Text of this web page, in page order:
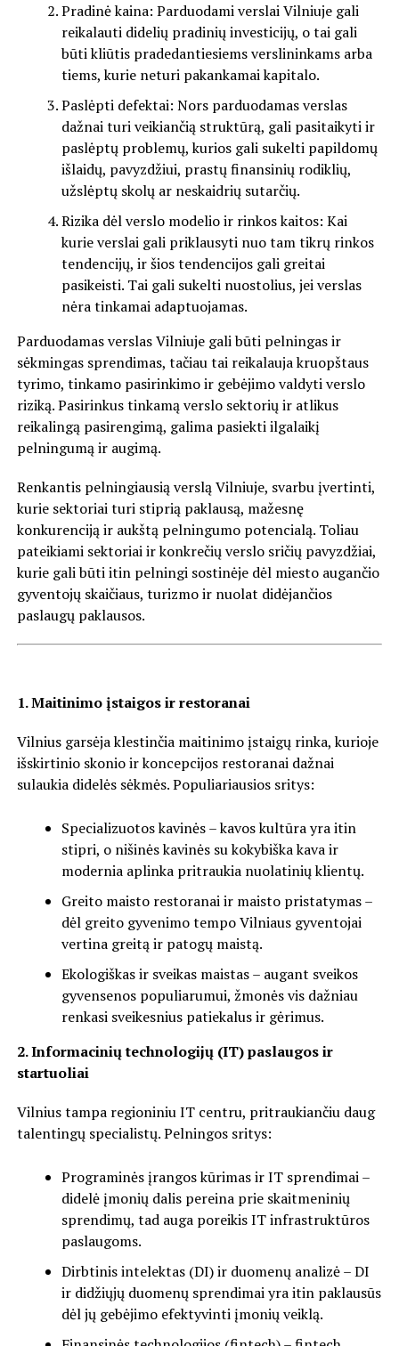
Pradinė kaina: Parduodami verslai Vilniuje gali
reikalauti didelių pradinių investicijų, o tai gali
būti kliūtis pradedantiesiems verslininkams arba
tiems, kurie neturi pakankamai kapitalo.
Paslėpti defektai: Nors parduodamas verslas
dažnai turi veikiančią struktūrą, gali pasitaikyti ir
paslėptų problemų, kurios gali sukelti papildomų
išlaidų, pavyzdžiui, prastų finansinių rodiklių,
užslėptų skolų ar neskaidrių sutarčių.
Rizika dėl verslo modelio ir rinkos kaitos: Kai
kurie verslai gali priklausyti nuo tam tikrų rinkos
tendencijų, ir šios tendencijos gali greitai
pasikeisti. Tai gali sukelti nuostolius, jei verslas
nėra tinkamai adaptuojamas.
Parduodamas verslas Vilniuje gali būti pelningas ir
sėkmingas sprendimas, tačiau tai reikalauja kruopštaus
tyrimo, tinkamo pasirinkimo ir gebėjimo valdyti verslo
riziką. Pasirinkus tinkamą verslo sektorių ir atlikus
reikalingą pasirengimą, galima pasiekti ilgalaikį
pelningumą ir augimą.
Renkantis pelningiausią verslą Vilniuje, svarbu įvertinti,
kurie sektoriai turi stiprią paklausą, mažesnę
konkurenciją ir aukštą pelningumo potencialą. Toliau
pateikiami sektoriai ir konkrečių verslo sričių pavyzdžiai,
kurie gali būti itin pelningi sostinėje dėl miesto augančio
gyventojų skaičiaus, turizmo ir nuolat didėjančios
paslaugų paklausos.
1. Maitinimo įstaigos ir restoranai
Vilnius garsėja klestinčia maitinimo įstaigų rinka, kurioje
išskirtinio skonio ir koncepcijos restoranai dažnai
sulaukia didelės sėkmės. Populiariausios sritys:
Specializuotos kavinės – kavos kultūra yra itin
stipri, o nišinės kavinės su kokybiška kava ir
modernia aplinka pritraukia nuolatinių klientų.
Greito maisto restoranai ir maisto pristatymas –
dėl greito gyvenimo tempo Vilniaus gyventojai
vertina greitą ir patogų maistą.
Ekologiškas ir sveikas maistas – augant sveikos
gyvensenos populiarumui, žmonės vis dažniau
renkasi sveikesnius patiekalus ir gėrimus.
2. Informacinių technologijų (IT) paslaugos ir
startuoliai
Vilnius tampa regioniniu IT centru, pritraukiančiu daug
talentingų specialistų. Pelningos sritys:
Programinės įrangos kūrimas ir IT sprendimai –
didelė įmonių dalis pereina prie skaitmeninių
sprendimų, tad auga poreikis IT infrastruktūros
paslaugoms.
Dirbtinis intelektas (DI) ir duomenų analizė – DI
ir didžiųjų duomenų sprendimai yra itin paklausūs
dėl jų gebėjimo efektyvinti įmonių veiklą.